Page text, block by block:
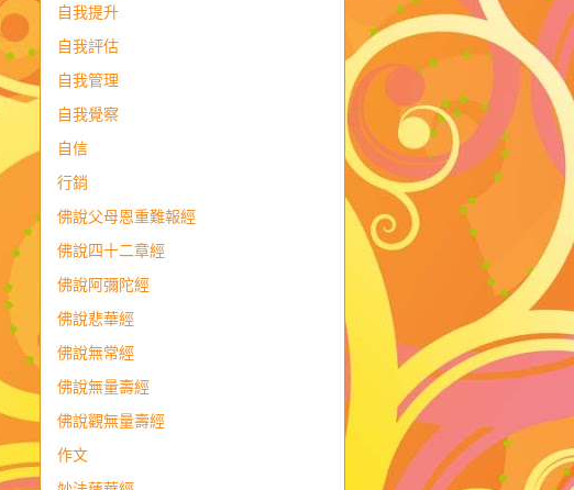
自我提升
自我評估
自我管理
自我覺察
自信
行銷
佛說父母恩重難報經
佛說四十二章經
佛說阿彌陀經
佛說悲華經
佛說無常經
佛說無量壽經
佛說觀無量壽經
作文